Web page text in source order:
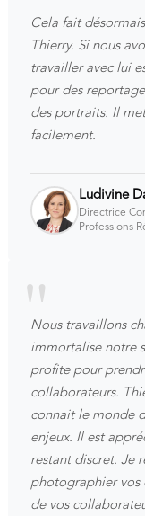
Cela fait
Thierry. Si nous
travailler avec lui
pour des
des portraits. Il
facilement.
Ludivine
Directrice
Professions
Nous travaillons
immortalise notre
profite pour
collaborateurs.
connait le monde
enjeux. Il est
restant discret. Je
photographier vos
de vos